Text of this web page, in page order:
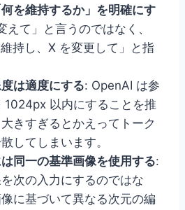
を維持するか」を明確にす
えて」と言うのではなく、
維持し、X を変更して」と指
は適度にする: OpenAI は参
1024px 以内にすることを推
きすぎるとかえってトーク
してしまいます。
同一の基準画像を使用する:
次の入力にするのではな
に基づいて異なる次元の編